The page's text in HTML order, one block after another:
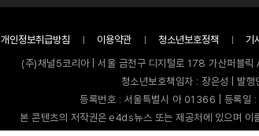
개인정보취급방침 이용약관 청소년보호정책 기
(주)채널5코리아 | 서울 금천구 디지털로 178 가산퍼
청소년보호책임자 : 장은성 |
등록번호 : 서울특별시 아 01366 | 등록
본 콘텐츠의 저작권은 e4ds뉴스 또는 제공처에 있으며 이